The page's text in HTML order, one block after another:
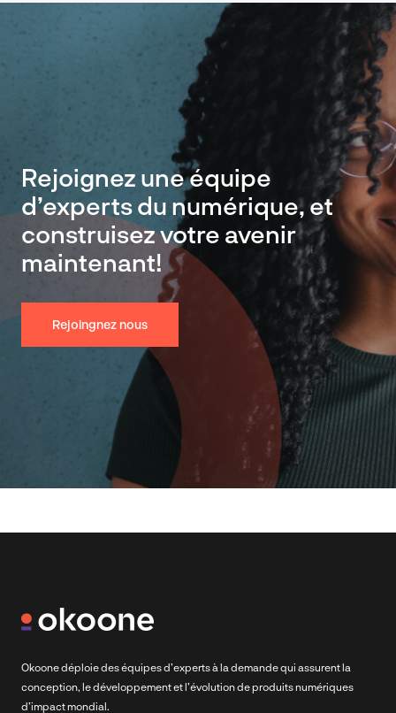
Rejoignez une équipe
d’experts du numérique, et
construisez votre avenir
maintenant!
Rejoingnez nous
Okoone déploie des équipes d’experts à la demande qui assurent la
conception, le développement et l’évolution de produits numériques
d’impact mondial.